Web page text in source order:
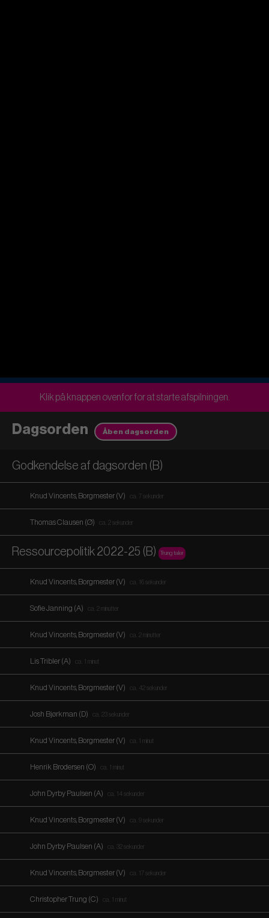
Klik på knappen ovenfor for at starte afspilningen.
Dagsorden Åben dagsorden
Godkendelse af dagsorden (B)
Knud Vincents, Borgmester (V) ca. 7 sekunder
Thomas Clausen (Ø) ca. 2 sekunder
Ressourcepolitik 2022-25 (B) Trung taler
Knud Vincents, Borgmester (V) ca. 16 sekunder
Sofie Janning (A) ca. 2 minutter
Knud Vincents, Borgmester (V) ca. 2 minutter
Lis Tribler (A) ca. 1 minut
Knud Vincents, Borgmester (V) ca. 42 sekunder
Josh Bjørkman (D) ca. 23 sekunder
Knud Vincents, Borgmester (V) ca. 1 minut
Henrik Brodersen (O) ca. 1 minut
John Dyrby Paulsen (A) ca. 14 sekunder
Knud Vincents, Borgmester (V) ca. 9 sekunder
John Dyrby Paulsen (A) ca. 32 sekunder
Knud Vincents, Borgmester (V) ca. 17 sekunder
Christopher Trung (C) ca. 1 minut